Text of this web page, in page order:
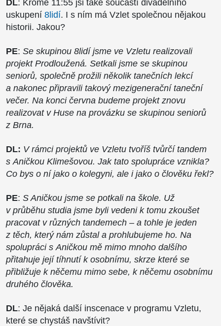
DL: Kromě 11:55 jsi také součástí divadelního
uskupení 8lidí. I s ním má Vzlet společnou nějakou
historii. Jakou?
PE: Se skupinou 8lidí jsme ve Vzletu realizovali
projekt Prodloužená. Setkali jsme se skupinou
seniorů, společně prožili několik tanečních lekcí
a nakonec připravili takový mezigenerační taneční
večer. Na konci června budeme projekt znovu
realizovat v Huse na provázku se skupinou seniorů
z Brna.
DL: V rámci projektů ve Vzletu tvoříš tvůrčí tandem
s Aničkou Klimešovou. Jak tato spolupráce vznikla?
Co bys o ní jako o kolegyni, ale i jako o člověku řekl?
PE: S Aničkou jsme se potkali na škole. Už
v průběhu studia jsme byli vedeni k tomu zkoušet
pracovat v různých tandemech – a tohle je jeden
z těch, který nám zůstal a prohlubujeme ho. Na
spolupráci s Aničkou mě mimo mnoho dalšího
přitahuje její tíhnutí k osobnímu, skrze které se
přibližuje k něčemu mimo sebe, k něčemu osobnímu
druhého člověka.
DL: Je nějaká další inscenace v programu Vzletu,
které se chystáš navštívit?